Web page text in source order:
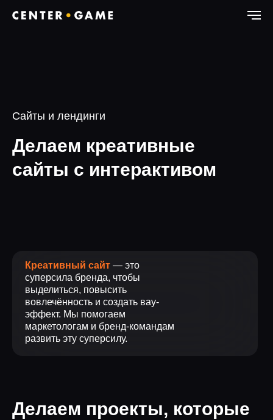
Делаем креативные
сайты с интерактивом
Сайты и лендинги
Креативный сайт — это
суперсила бренда, чтобы
выделиться, повысить
вовлечённость и создать вау-
эффект. Мы помогаем
маркетологам и бренд-командам
развить эту суперсилу.
Делаем проекты, которые